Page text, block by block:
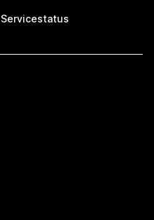
Servicestatus